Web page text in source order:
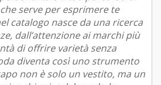
serve per esprimere te
catalogo nasce da una ricerca
dall’attenzione ai marchi più
di offrire varietà senza
diventa così uno strumento
non è solo un vestito, ma un